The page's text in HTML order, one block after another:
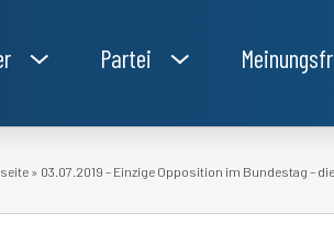
Partei
» 03.07.2019 – Einzige Opposition im Bundestag –